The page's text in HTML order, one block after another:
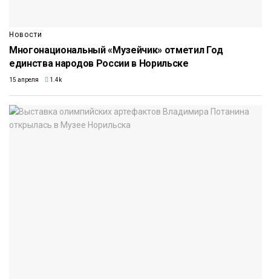
Новости
Многонациональный «Музейчик» отметил Год
единства народов России в Норильске
15 апреля 1.4k